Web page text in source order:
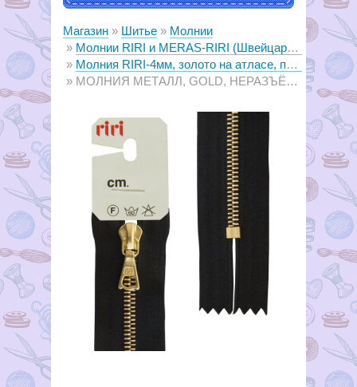
Магазин Шитье
Молнии
Молнии RIRI и MERAS-RIRI (Швейцария)
Молния RIRI-4мм, золото на атласе, подвеска FLASH
МОЛНИЯ МЕТАЛЛ, GOLD, НЕРАЗЪЁМНАЯ, НА АТЛАСНОЙ ТЕСЬМЕ, 4 ММ, 16 СМ, ЦВЕТ 2110, черный